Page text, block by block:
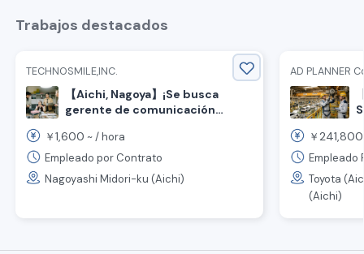
Trabajos destacados
TECHNOSMILE,INC.
【Aichi, Nagoya】¡Se busca
gerente de comunicación
1600 yenes por hora!
￥1,600 ~ /hora
Empleado por Contrato
Nagoyashi Midori-ku (Aichi)
AD PLANNER
￥ 241,800
Empleado
Toyota
(Aichi)